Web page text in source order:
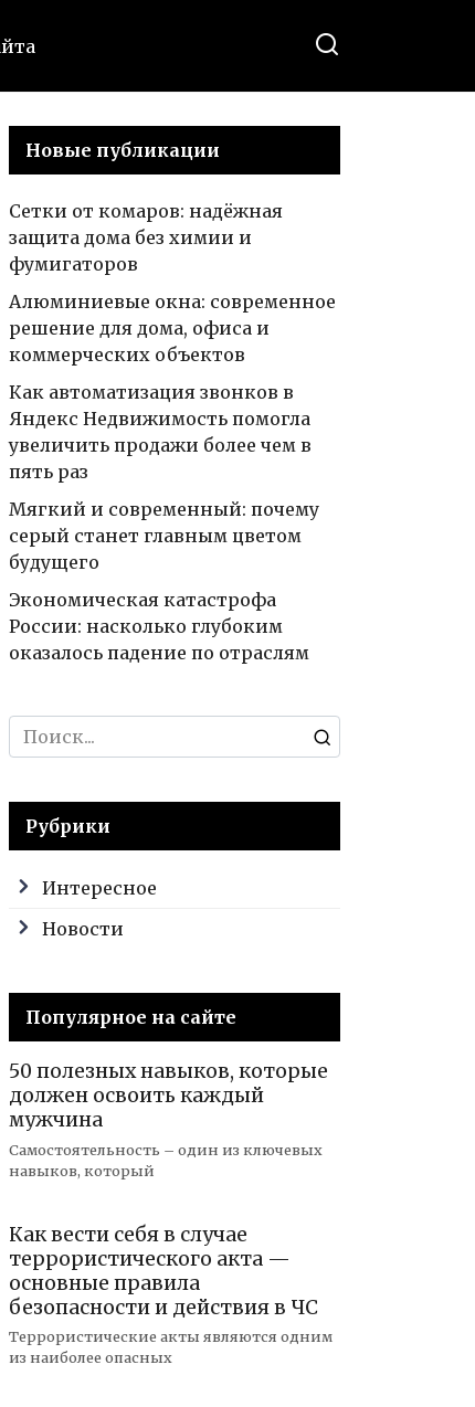
Новые публикации
Сетки от комаров: надёжная
защита дома без химии и
фумигаторов
Алюминиевые окна: современное
решение для дома, офиса и
коммерческих объектов
Как автоматизация звонков в
Яндекс Недвижимость помогла
увеличить продажи более чем в
пять раз
Мягкий и современный: почему
серый станет главным цветом
будущего
Экономическая катастрофа
России: насколько глубоким
оказалось падение по отраслям
Search
for:
Рубрики
Интересное
Новости
Популярное на сайте
50 полезных навыков, которые
должен освоить каждый
мужчина
Самостоятельность – один из ключевых
навыков, который
Как вести себя в случае
террористического акта —
основные правила
безопасности и действия в ЧС
Террористические акты являются одним
из наиболее опасных